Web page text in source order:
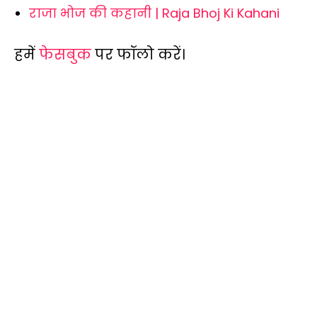
राजा भोज की कहानी | Raja Bhoj Ki Kahani
हमेंफेसबुकपर फॉलो करें।